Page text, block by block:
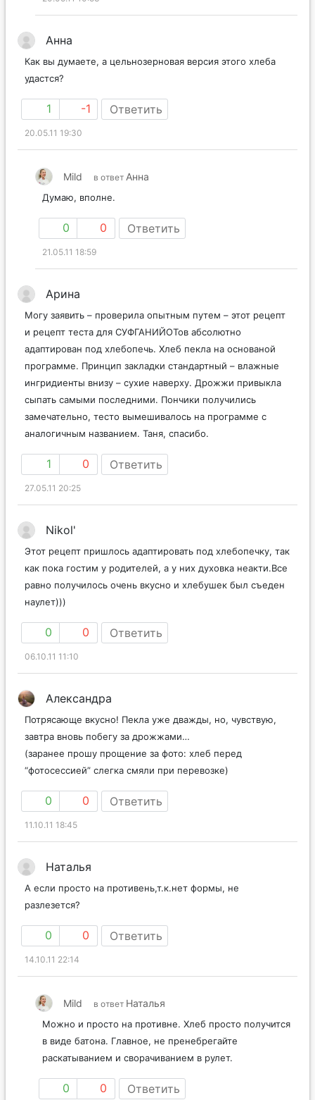
Анна
Как вы думаете, а цельнозерновая версия этого хлеба
удастся?
1 -1 Ответить
20.05.11 19:30
Mild в ответ Анна
Думаю, вполне.
0 0 Ответить
21.05.11 18:59
Арина
Могу заявить – проверила опытным путем – этот рецепт
и рецепт теста для СУФГАНИЙОТов абсолютно
адаптирован под хлебопечь. Хлеб пекла на основаной
программе. Принцип закладки стандартный – влажные
ингридиенты внизу – сухие наверху. Дрожжи привыкла
сыпать самыми последними. Пончики получились
замечательно, тесто вымешивалось на программе с
аналогичным названием. Таня, спасибо.
1 0 Ответить
27.05.11 20:25
Nikol'
Этот рецепт пришлось адаптировать под хлебопечку, так
как пока гостим у родителей, а у них духовка неакти.Все
равно получилось очень вкусно и хлебушек был съеден
наулет)))
0 0 Ответить
06.10.11 11:10
Александра
Потрясающе вкусно! Пекла уже дважды, но, чувствую,
завтра вновь побегу за дрожжами…
(заранее прошу прощение за фото: хлеб перед
“фотосессией” слегка смяли при перевозке)
0 0 Ответить
11.10.11 18:45
Наталья
А если просто на противень,т.к.нет формы, не
разлезется?
0 0 Ответить
14.10.11 22:14
Mild в ответ Наталья
Можно и просто на противне. Хлеб просто получится
в виде батона. Главное, не пренебрегайте
раскатыванием и сворачиванием в рулет.
0 0 Ответить